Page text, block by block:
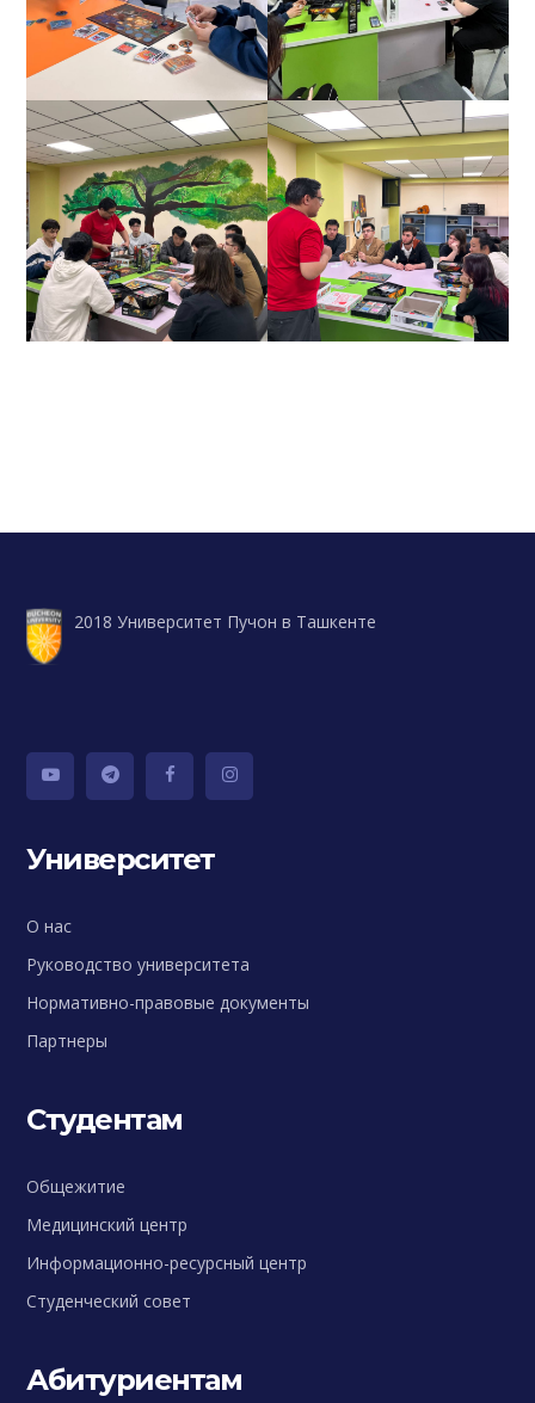
2018 Университет Пучон в Ташкенте
Университет
О нас
Руководство университета
Нормативно-правовые документы
Партнеры
Студентам
Общежитие
Медицинский центр
Информационно-ресурсный центр
Студенческий совет
Абитуриентам